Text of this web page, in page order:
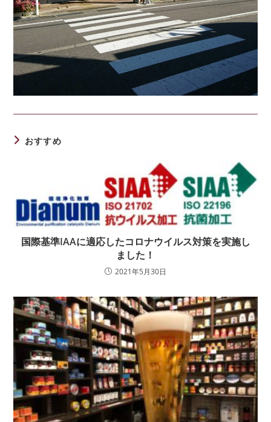
おすすめ
国際基準IAAに適応したコロナウイルス対策を実施し
ました！
2021年5月30日